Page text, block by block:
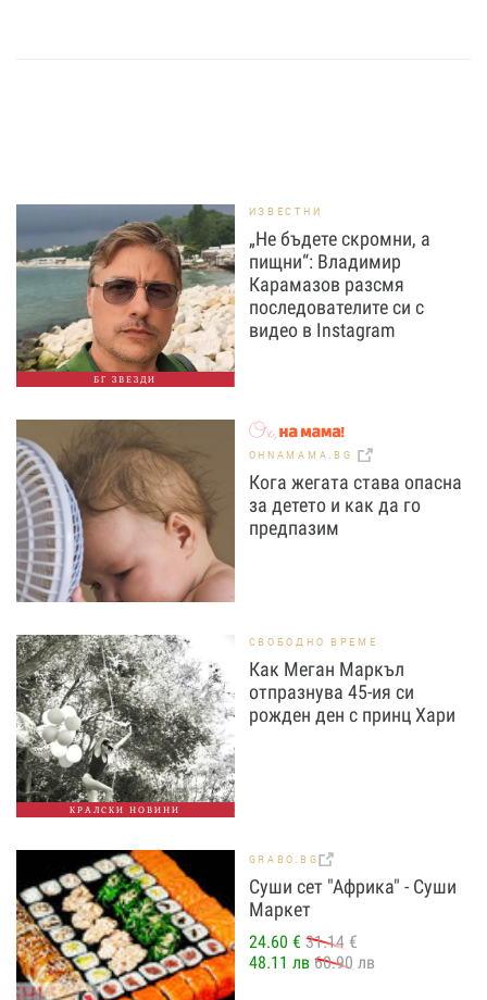
БГ ЗВЕЗДИ
ИЗВЕСТНИ
„Не бъдете скромни, а
пищни“: Владимир
Карамазов разсмя
последователите си с
видео в Instagram
OHNAMAMA.BG
Кога жегата става опасна
за детето и как да го
предпазим
КРАЛСКИ НОВИНИ
СВОБОДНО ВРЕМЕ
Как Меган Маркъл
отпразнува 45-ия си
рожден ден с принц Хари
GRABO.BG
Суши сет "Африка" - Суши
Маркет
24.60 € 31.14 €
48.11 лв 60.90 лв